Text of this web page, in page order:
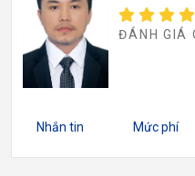
ĐÁNH GIÁ
Nhắn tin Mức phí